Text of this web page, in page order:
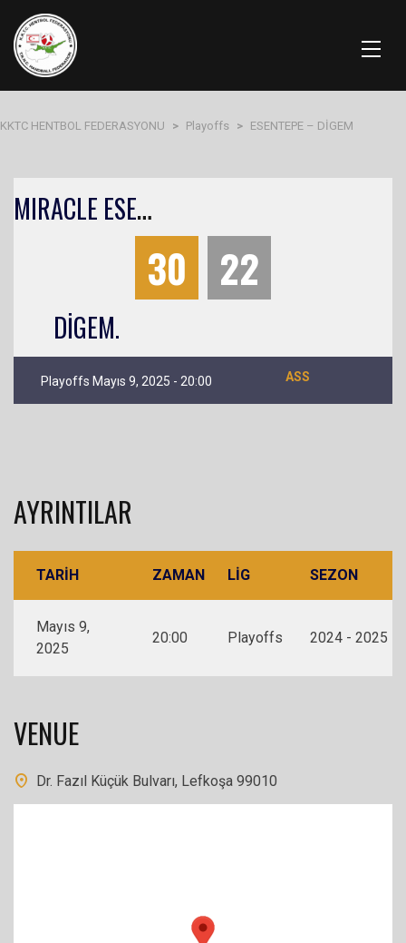
KKTC HENTBOL FEDERASYONU > Playoffs > ESENTEPE – DİGEM
M
IRACLE ESENTEPE.
30 22
DİGEM.
Playoffs Mayıs 9, 2025 - 20:00 ASS
AYRINTILAR
TARIH ZAMAN LIG SEZON
Mayıs 9,
2025
20:00 Playoffs 2024 - 2025
VENUE
Dr. Fazıl Küçük Bulvarı, Lefkoşa 99010